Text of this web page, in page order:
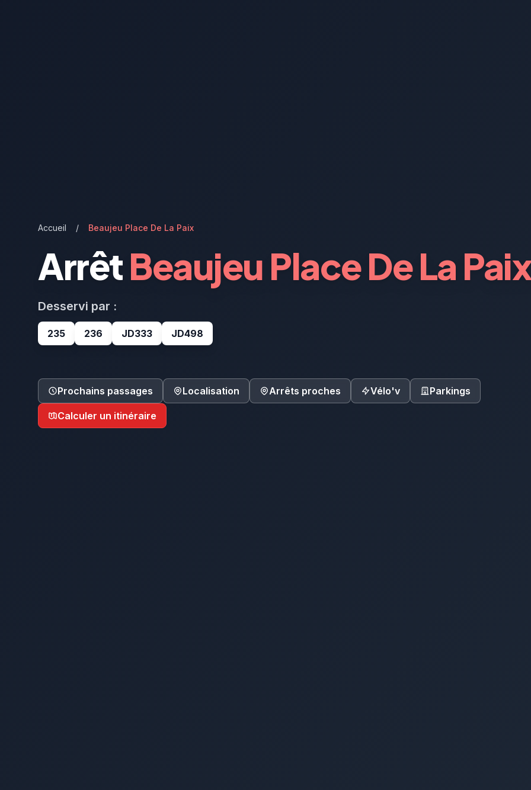
Accueil / Beaujeu Place De La Paix
ArrêtBeaujeu Place De La Paix
Desservi par :
235 236 JD333 JD498
Prochains passages Localisation Arrêts proches Vélo'v Parkings
Calculer un itinéraire